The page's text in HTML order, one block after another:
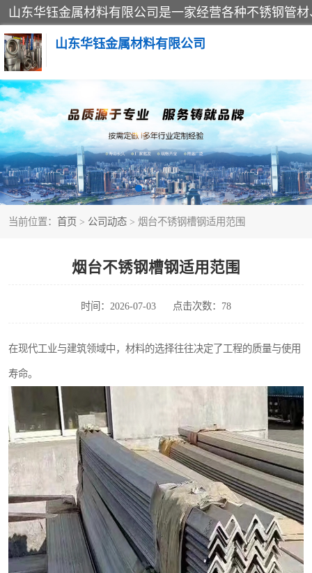
山东华钰金属材料有限公司
当前位置： 首页 > 公司动态 > 烟台不锈钢槽钢适用范围
烟台不锈钢槽钢适用范围
时间：2026-07-03 点击次数：78
在现代工业与建筑领域中，材料的选择往往决定了工程的质量与使用
寿命。
不锈钢管
管件标准件
不锈钢人孔
不锈钢角钢